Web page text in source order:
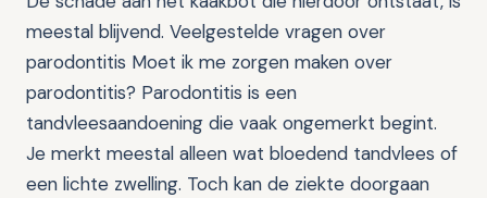
meestal blijvend. Veelgestelde vragen over
parodontitis Moet ik me zorgen maken over
parodontitis? Parodontitis is een
tandvleesaandoening die vaak ongemerkt begint.
Je merkt meestal alleen wat bloedend tandvlees of
een lichte zwelling. Toch kan de ziekte doorgaan